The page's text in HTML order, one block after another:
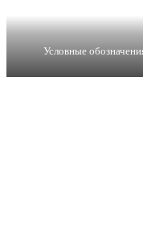
Условные